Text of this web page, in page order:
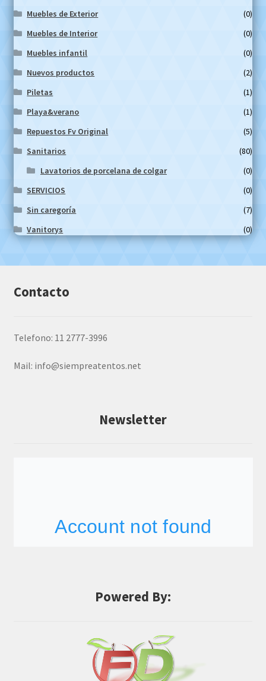
Muebles de Exterior
(0)
Muebles de Interior
(0)
Muebles infantil
(0)
Nuevos productos
(2)
Piletas
(1)
Playa&verano
(1)
Repuestos Fv Original
(5)
Sanitarios
(80)
Lavatorios de porcelana de colgar
(0)
SERVICIOS
(0)
Sin caregoría
(7)
Vanitorys
(0)
Contacto
Telefono: 11 2777-3996
Mail: info@siempreatentos.net
Newsletter
Powered By: